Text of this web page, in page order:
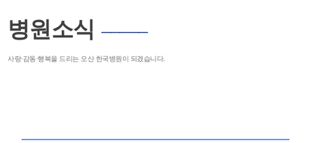
병원소식 ─────
사랑·감동·행복을 드리는 오산 한국병원이 되겠습니다.